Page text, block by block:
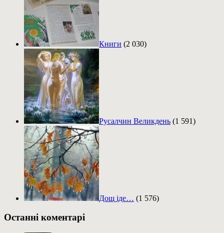
Книги (2 030)
Русалчин Великдень (1 591)
Дощ іде… (1 576)
Останні коментарі